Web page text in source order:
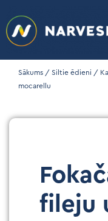
Sākums / Siltie ēdieni /
mocarellu
fileju